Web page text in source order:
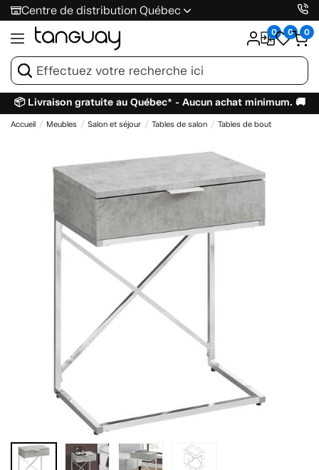
Centre de distribution Québec
0 0 0
📦 Livraison gratuite au Québec* - Aucun achat minimum. 🚚
Accueil Meubles Salon et séjour Tables de salon Tables de bout